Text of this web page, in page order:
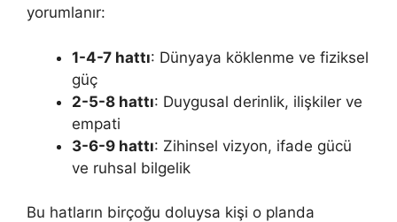
yorumlanır:
1-4-7 hattı: Dünyaya köklenme ve fiziksel
güç
2-5-8 hattı: Duygusal derinlik, ilişkiler ve
empati
3-6-9 hattı: Zihinsel vizyon, ifade gücü
ve ruhsal bilgelik
Bu hatların birçoğu doluysa kişi o planda